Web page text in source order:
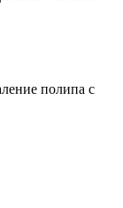
полипа с